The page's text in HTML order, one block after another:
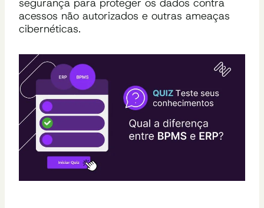
acessos não autorizados e outras ameaças
cibernéticas.